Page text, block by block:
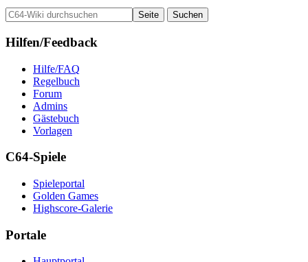
Hilfen/Feedback
Hilfe/FAQ
Regelbuch
Forum
Admins
Gästebuch
Vorlagen
C64-Spiele
Spieleportal
Golden Games
Highscore-Galerie
Portale